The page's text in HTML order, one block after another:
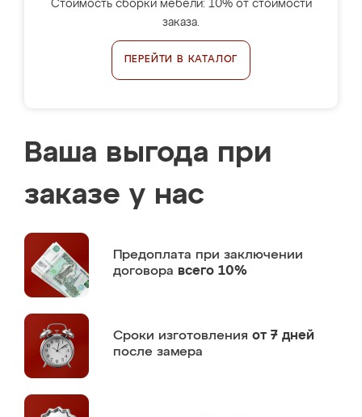
Стоимость сборки мебели: 10% от стоимости
заказа.
ПЕРЕЙТИ В КАТАЛОГ
Ваша выгода при
заказе у нас
Предоплата при заключении
договора всего 10%
Сроки изготовления от 7 дней
после замера